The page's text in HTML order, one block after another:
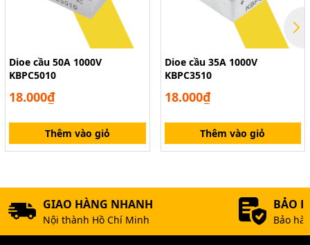
Dioe cầu 50A 1000V
KBPC5010
18.000₫
Thêm vào giỏ
Dioe cầu 35A 1000V
KBPC3510
18.000₫
Thêm vào giỏ
GIAO HÀNG NHANH
Nội thành Hồ Chí Minh
BẢO
Bảo